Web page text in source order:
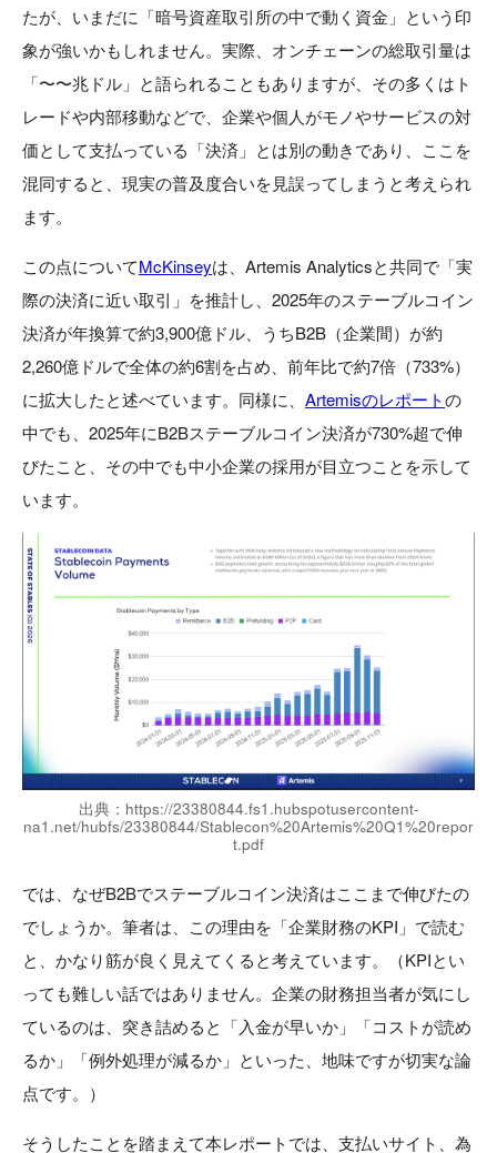
たが、いまだに「暗号資産取引所の中で動く資金」という印
象が強いかもしれません。実際、オンチェーンの総取引量は
「〜〜兆ドル」と語られることもありますが、その多くはト
レードや内部移動などで、企業や個人がモノやサービスの対
価として支払っている「決済」とは別の動きであり、ここを
混同すると、現実の普及度合いを見誤ってしまうと考えられ
ます。
この点についてMcKinseyは、Artemis Analyticsと共同で「実
際の決済に近い取引」を推計し、2025年のステーブルコイン
決済が年換算で約3,900億ドル、うちB2B（企業間）が約
2,260億ドルで全体の約6割を占め、前年比で約7倍（733%）
に拡大したと述べています。同様に、 Artemisのレポートの
中でも、2025年にB2Bステーブルコイン決済が730%超で伸
びたこと、その中でも中小企業の採用が目立つことを示して
います。
出典：https://23380844.fs1.hubspotusercontent-
na1.net/hubfs/23380844/Stablecon%20Artemis%20Q1%20repor
t.pdf
では、なぜB2Bでステーブルコイン決済はここまで伸びたの
でしょうか。筆者は、この理由を「企業財務のKPI」で読む
と、かなり筋が良く見えてくると考えています。（KPIとい
っても難しい話ではありません。企業の財務担当者が気にし
ているのは、突き詰めると「入金が早いか」「コストが読め
るか」「例外処理が減るか」といった、地味ですが切実な論
点です。）
そうしたことを踏まえて本レポートでは、支払いサイト、為